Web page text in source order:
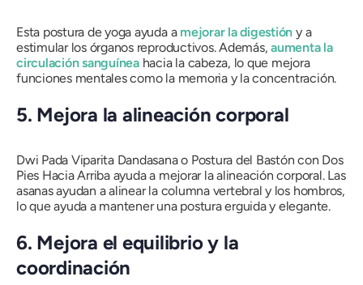
Esta postura de yoga ayuda a mejorar la digestión y a
estimular los órganos reproductivos. Además,aumenta la
circulación sanguíneahacia la cabeza, lo que mejora
funciones mentales como la memoria y la concentración.
5. Mejora la alineación corporal
Dwi Pada Viparita Dandasanao Postura del Bastón con Dos
Pies Hacia Arriba ayuda a mejorar la alineación corporal. Las
asanasayudan a alinear la columna vertebral y los hombros,
lo que ayuda a mantener una postura erguida y elegante.
6. Mejora el equilibrio y la
coordinación